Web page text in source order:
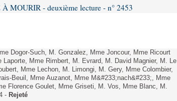
MOURIR - deuxième lecture - n° 2453
Dogor-Such, M. Gonzalez, Mme Joncour, Mme Ricourt
Mme Rimbert, M. Evrard, M. David Magnier, M. Le
Mme Lechon, M. Limongi, M. Gery, Mme Colombier,
Beuil, Mme Auzanot, Mme M&#233;nach&#233;, Mme
Florence Goulet, Mme Griseti, M. Vos, Mme Blanc, M.
- Rejeté